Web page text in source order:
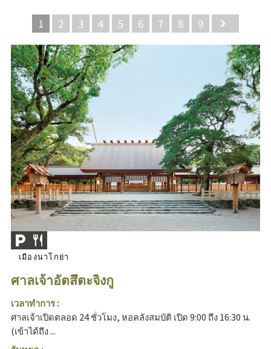
1 2 3 4 5 6 7 8 9
เมืองนาโกย่า
ศาลเจ้าอัตสึตะจิงกู
เวลาทำการ :
ศาลเจ้าเปิดตลอด 24 ชั่วโมง, หอคลังสมบัติ เปิด 9:00 ถึง 16:30 น.
(เข้าได้ถึง ...